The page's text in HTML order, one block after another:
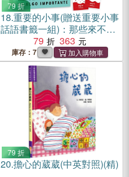
79 折
18.重要的小事(贈送重要小事
話語書籤一組)：那些來不及
珍惜，卻改變我們一生的瞬
79 363
庫存：7
79 折
20.擔心的葳葳(中英對照)(精)